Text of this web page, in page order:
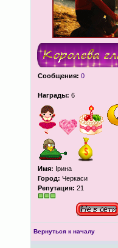
Сообщения: 0
Награды: 6
Имя: Ірина
Город: Черкаси
Репутация: 21
Вернуться к началу